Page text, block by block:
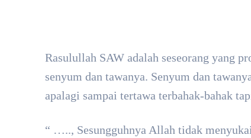
Rasulullah SAW adalah seseorang yang
senyum dan tawanya. Senyum dan
apalagi sampai tertawa terbahak-bahak
“ ….., Sesungguhnya Allah tidak